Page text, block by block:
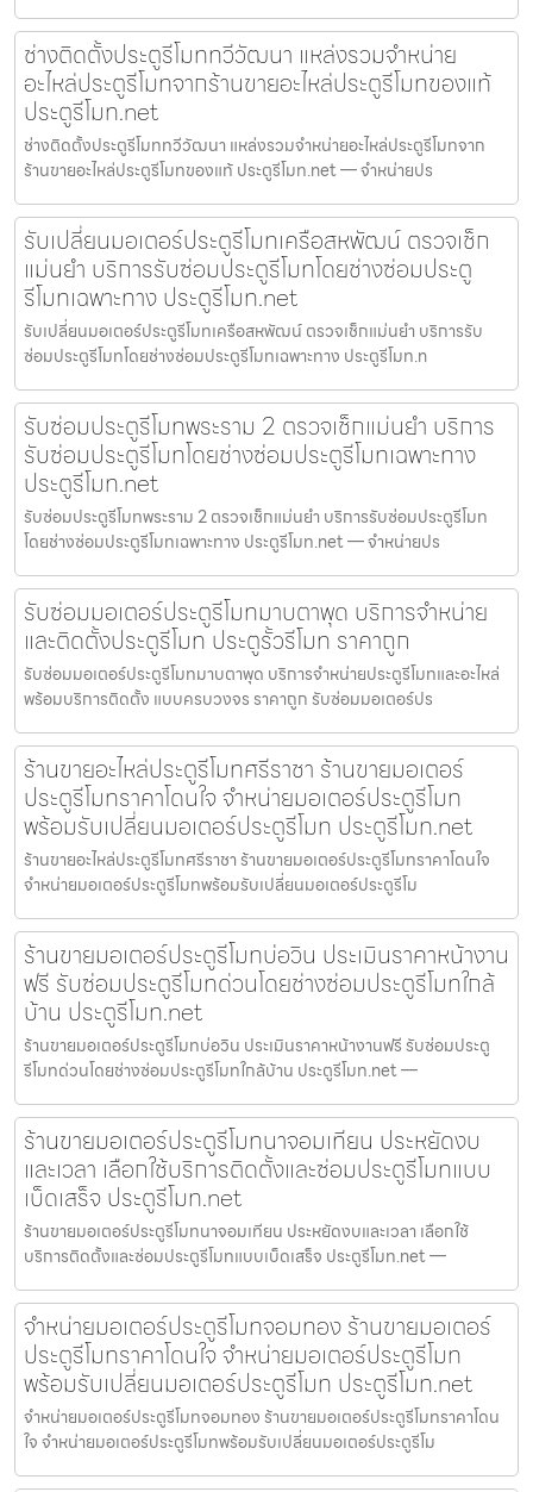
ช่างติดตั้งประตูรีโมททวีวัฒนา แหล่งรวมจำหน่าย
อะไหล่ประตูรีโมทจากร้านขายอะไหล่ประตูรีโมทของแท้
ประตูรีโมท.net
ช่างติดตั้งประตูรีโมททวีวัฒนา แหล่งรวมจำหน่ายอะไหล่ประตูรีโมทจาก
ร้านขายอะไหล่ประตูรีโมทของแท้ ประตูรีโมท.net — จำหน่ายปร
รับเปลี่ยนมอเตอร์ประตูรีโมทเครือสหพัฒน์ ตรวจเช็ก
แม่นยำ บริการรับซ่อมประตูรีโมทโดยช่างซ่อมประตู
รีโมทเฉพาะทาง ประตูรีโมท.net
รับเปลี่ยนมอเตอร์ประตูรีโมทเครือสหพัฒน์ ตรวจเช็กแม่นยำ บริการรับ
ซ่อมประตูรีโมทโดยช่างซ่อมประตูรีโมทเฉพาะทาง ประตูรีโมท.n
รับซ่อมประตูรีโมทพระราม 2 ตรวจเช็กแม่นยำ บริการ
รับซ่อมประตูรีโมทโดยช่างซ่อมประตูรีโมทเฉพาะทาง
ประตูรีโมท.net
รับซ่อมประตูรีโมทพระราม 2 ตรวจเช็กแม่นยำ บริการรับซ่อมประตูรีโมท
โดยช่างซ่อมประตูรีโมทเฉพาะทาง ประตูรีโมท.net — จำหน่ายปร
รับซ่อมมอเตอร์ประตูรีโมทมาบตาพุด บริการจำหน่าย
และติดตั้งประตูรีโมท ประตูรั้วรีโมท ราคาถูก
รับซ่อมมอเตอร์ประตูรีโมทมาบตาพุด บริการจำหน่ายประตูรีโมทและอะไหล่
พร้อมบริการติดตั้ง แบบครบวงจร ราคาถูก รับซ่อมมอเตอร์ปร
ร้านขายอะไหล่ประตูรีโมทศรีราชา ร้านขายมอเตอร์
ประตูรีโมทราคาโดนใจ จำหน่ายมอเตอร์ประตูรีโมท
พร้อมรับเปลี่ยนมอเตอร์ประตูรีโมท ประตูรีโมท.net
ร้านขายอะไหล่ประตูรีโมทศรีราชา ร้านขายมอเตอร์ประตูรีโมทราคาโดนใจ
จำหน่ายมอเตอร์ประตูรีโมทพร้อมรับเปลี่ยนมอเตอร์ประตูรีโม
ร้านขายมอเตอร์ประตูรีโมทบ่อวิน ประเมินราคาหน้างาน
ฟรี รับซ่อมประตูรีโมทด่วนโดยช่างซ่อมประตูรีโมทใกล้
บ้าน ประตูรีโมท.net
ร้านขายมอเตอร์ประตูรีโมทบ่อวิน ประเมินราคาหน้างานฟรี รับซ่อมประตู
รีโมทด่วนโดยช่างซ่อมประตูรีโมทใกล้บ้าน ประตูรีโมท.net —
ร้านขายมอเตอร์ประตูรีโมทนาจอมเทียน ประหยัดงบ
และเวลา เลือกใช้บริการติดตั้งและซ่อมประตูรีโมทแบบ
เบ็ดเสร็จ ประตูรีโมท.net
ร้านขายมอเตอร์ประตูรีโมทนาจอมเทียน ประหยัดงบและเวลา เลือกใช้
บริการติดตั้งและซ่อมประตูรีโมทแบบเบ็ดเสร็จ ประตูรีโมท.net —
จำหน่ายมอเตอร์ประตูรีโมทจอมทอง ร้านขายมอเตอร์
ประตูรีโมทราคาโดนใจ จำหน่ายมอเตอร์ประตูรีโมท
พร้อมรับเปลี่ยนมอเตอร์ประตูรีโมท ประตูรีโมท.net
จำหน่ายมอเตอร์ประตูรีโมทจอมทอง ร้านขายมอเตอร์ประตูรีโมทราคาโดน
ใจ จำหน่ายมอเตอร์ประตูรีโมทพร้อมรับเปลี่ยนมอเตอร์ประตูรีโม